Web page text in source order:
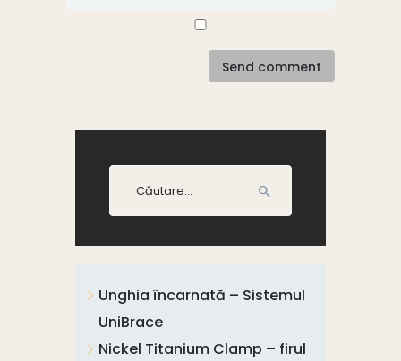
Caută
după:
Unghia încarnată – Sistemul
UniBrace
Nickel Titanium Clamp – firul